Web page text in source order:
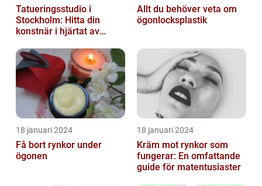
Tatueringsstudio i
Stockholm: Hitta din
konstnär i hjärtat av
Allt du behöver veta om
ögonlocksplastik
18 januari 2024
Få bort rynkor under
ögonen
18 januari 2024
Kräm mot rynkor som
fungerar: En omfattande
guide för matentusiaster